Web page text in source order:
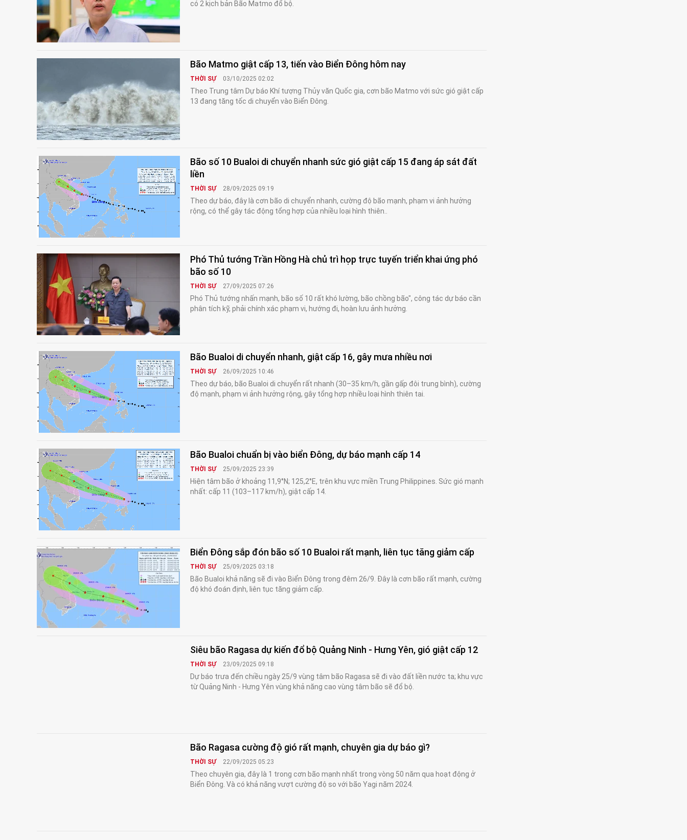
có 2 kịch bản Bão Matmo đổ bộ.
Bão Matmo giật cấp 13, tiến vào Biển Đông hôm nay
THỜI SỰ 03/10/2025 02:02
Theo Trung tâm Dự báo Khí tượng Thủy văn Quốc gia, cơn bão Matmo với sức gió giật cấp
13 đang tăng tốc di chuyển vào Biển Đông.
Bão số 10 Bualoi di chuyển nhanh sức gió giật cấp 15 đang áp sát đất
liền
THỜI SỰ 28/09/2025 09:19
Theo dự báo, đây là cơn bão di chuyển nhanh, cường độ bão mạnh, phạm vi ảnh hưởng
rộng, có thể gây tác động tổng hợp của nhiều loại hình thiên..
Phó Thủ tướng Trần Hồng Hà chủ trì họp trực tuyến triển khai ứng phó
bão số 10
THỜI SỰ 27/09/2025 07:26
Phó Thủ tướng nhấn mạnh, bão số 10 rất khó lường, bão chồng bão", công tác dự báo cần
phân tích kỹ, phải chính xác phạm vi, hướng đi, hoàn lưu ảnh hưởng.
Bão Bualoi di chuyển nhanh, giật cấp 16, gây mưa nhiều nơi
THỜI SỰ 26/09/2025 10:46
Theo dự báo, bão Bualoi di chuyển rất nhanh (30–35 km/h, gần gấp đôi trung bình), cường
độ mạnh, phạm vi ảnh hưởng rộng, gây tổng hợp nhiều loại hình thiên tai.
Bão Bualoi chuẩn bị vào biển Đông, dự báo mạnh cấp 14
THỜI SỰ 25/09/2025 23:39
Hiện tâm bão ở khoảng 11,9°N; 125,2°E, trên khu vực miền Trung Philippines. Sức gió mạnh
nhất: cấp 11 (103–117 km/h), giật cấp 14.
Biển Đông sắp đón bão số 10 Bualoi rất mạnh, liên tục tăng giảm cấp
THỜI SỰ 25/09/2025 03:18
Bão Bualoi khả năng sẽ đi vào Biển Đông trong đêm 26/9. Đây là cơn bão rất mạnh, cường
độ khó đoán định, liên tục tăng giảm cấp.
Siêu bão Ragasa dự kiến đổ bộ Quảng Ninh - Hưng Yên, gió giật cấp 12
THỜI SỰ 23/09/2025 09:18
Dự báo trưa đến chiều ngày 25/9 vùng tâm bão Ragasa sẽ đi vào đất liền nước ta; khu vực
từ Quảng Ninh - Hưng Yên vùng khả năng cao vùng tâm bão sẽ đổ bộ.
Bão Ragasa cường độ gió rất mạnh, chuyên gia dự báo gì?
THỜI SỰ 22/09/2025 05:23
Theo chuyên gia, đây là 1 trong cơn bão mạnh nhất trong vòng 50 năm qua hoạt động ở
Biển Đông. Và có khả năng vượt cường độ so với bão Yagi năm 2024.